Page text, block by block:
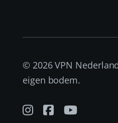
© 2026 VPN
eigen bodem.